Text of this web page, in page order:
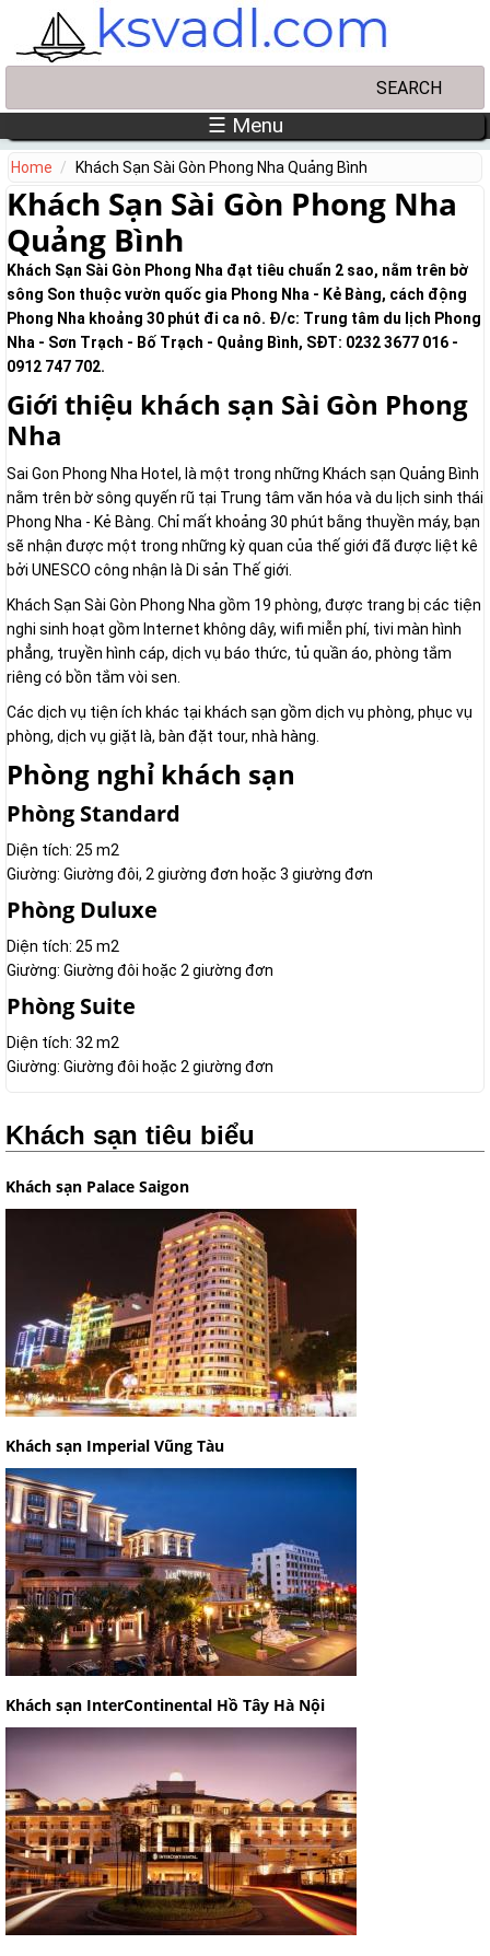
Skip to main content
☰ Menu
Home Khách Sạn Sài Gòn Phong Nha Quảng Bình
Khách Sạn Sài Gòn Phong Nha
Quảng Bình
Khách Sạn Sài Gòn Phong Nha đạt tiêu chuẩn 2 sao, nằm trên bờ
sông Son thuộc vườn quốc gia Phong Nha - Kẻ Bàng, cách động
Phong Nha khoảng 30 phút đi ca nô. Đ/c: Trung tâm du lịch Phong
Nha - Sơn Trạch - Bố Trạch - Quảng Bình, SĐT: 0232 3677 016 -
0912 747 702.
Giới thiệu khách sạn Sài Gòn Phong
Nha
Sai Gon Phong Nha Hotel, là một trong những Khách sạn Quảng Bình
nằm trên bờ sông quyến rũ tại Trung tâm văn hóa và du lịch sinh thái
Phong Nha - Kẻ Bàng. Chỉ mất khoảng 30 phút bằng thuyền máy, bạn
sẽ nhận được một trong những kỳ quan của thế giới đã được liệt kê
bởi UNESCO công nhận là Di sản Thế giới.
Khách Sạn Sài Gòn Phong Nha gồm 19 phòng, được trang bị các tiện
nghi sinh hoạt gồm Internet không dây, wifi miễn phí, tivi màn hình
phẳng, truyền hình cáp, dịch vụ báo thức, tủ quần áo, phòng tắm
riêng có bồn tắm vòi sen.
Các dịch vụ tiện ích khác tại khách sạn gồm dịch vụ phòng, phục vụ
phòng, dịch vụ giặt là, bàn đặt tour, nhà hàng.
Phòng nghỉ khách sạn
Phòng Standard
Diện tích: 25 m2
Giường: Giường đôi, 2 giường đơn hoặc 3 giường đơn
Phòng Duluxe
Diện tích: 25 m2
Giường: Giường đôi hoặc 2 giường đơn
Phòng Suite
Diện tích: 32 m2
Giường: Giường đôi hoặc 2 giường đơn
Khách sạn tiêu biểu
Khách sạn Palace Saigon
Khách sạn Imperial Vũng Tàu
Khách sạn InterContinental Hồ Tây Hà Nội